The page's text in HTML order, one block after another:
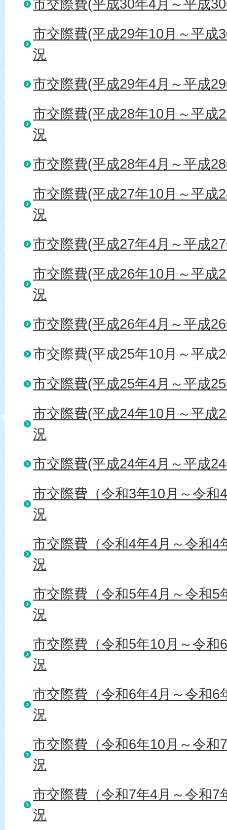
市交際費(平成30年4月～平成
市交際費(平成29年10月～平成
況
市交際費(平成29年4月～平成
市交際費(平成28年10月～平成
況
市交際費(平成28年4月～平成
市交際費(平成27年10月～平成
況
市交際費(平成27年4月～平成
市交際費(平成26年10月～平成
況
市交際費(平成26年4月～平成
市交際費(平成25年10月～平成
市交際費(平成25年4月～平成
市交際費(平成24年10月～平成
況
市交際費(平成24年4月～平成
市交際費（令和3年10月～令和
況
市交際費（令和4年4月～令和4
況
市交際費（令和5年4月～令和5
況
市交際費（令和5年10月～令和
況
市交際費（令和6年4月～令和6
況
市交際費（令和6年10月～令和
況
市交際費（令和7年4月～令和7
況